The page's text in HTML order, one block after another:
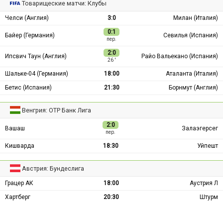
Товарищеские матчи: Клубы
Челси (Англия) 3:0 Милан (Италия)
Байер (Германия) 0:1
пер.
Севилья (Испания)
Ипсвич Таун (Англия) 2:0
26 ′
Райо Вальекано (Испания)
Шальке-04 (Германия) 18:00
Аталанта (Италия)
Бетис (Испания)
21:30 Борнмут (Англия)
Венгрия: ОТР Банк Лига
Вашаш 2:0
пер.
Залаэгерсег
Кишварда 18:30 Уйпешт
Австрия: Бундеслига
Грацер АК 18:00
Аустрия Л
Хартберг
20:30 Штурм